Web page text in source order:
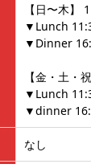
【日〜木】
▼Lunch
▼Dinner
【金・土・
▼Lunch
▼dinner
なし